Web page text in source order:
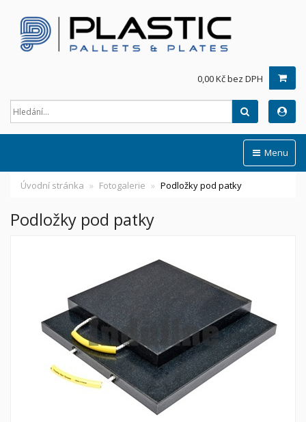
0,00 Kč bez DPH
Menu
Úvodní stránka Fotogalerie Podložky pod patky
Podložky pod patky